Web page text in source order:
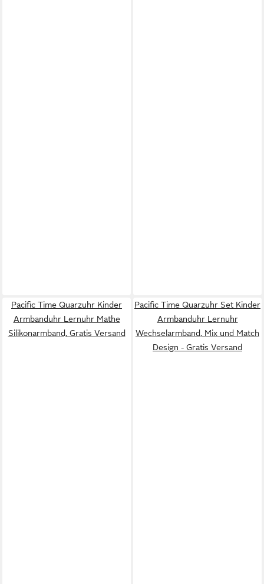
Pacific Time Quarzuhr Kinder
Armbanduhr Lernuhr Mathe
Silikonarmband, Gratis Versand
Pacific Time Quarzuhr Set Kinder
Armbanduhr Lernuhr
Wechselarmband, Mix und Match
Design - Gratis Versand